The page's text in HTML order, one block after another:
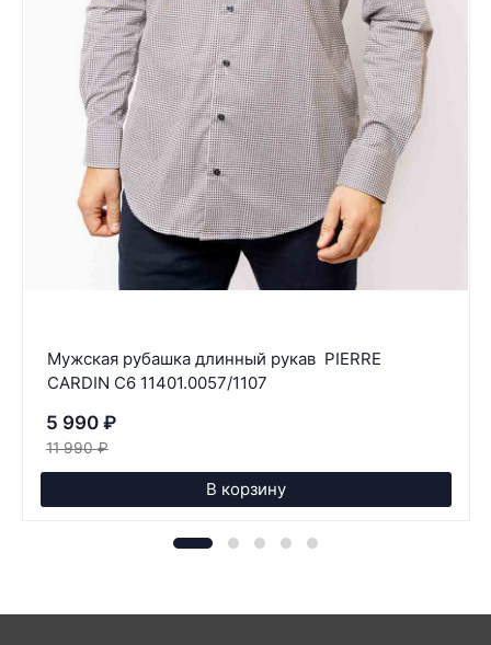
Мужская рубашка длинный рукав PIERRE
CARDIN C6 11401.0057/1107
5 990 ₽
11 990 ₽
В корзину